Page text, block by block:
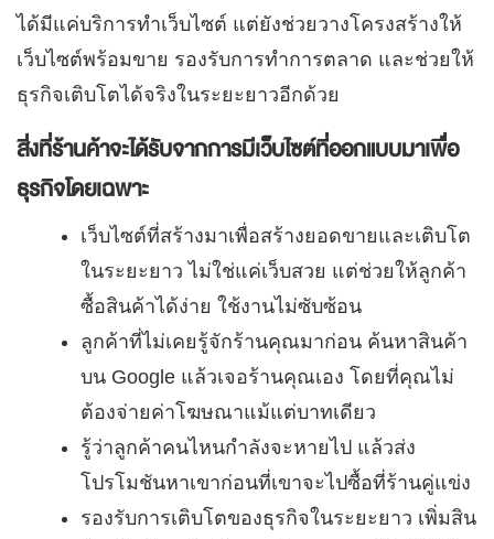
ได้มีแค่บริการทำเว็บไซต์ แต่ยังช่วยวางโครงสร้างให้
เว็บไซต์พร้อมขาย รองรับการทำการตลาด และช่วยให้
ธุรกิจเติบโตได้จริงในระยะยาวอีกด้วย
สิ่งที่ร้านค้าจะได้รับจากการมีเว็บไซต์ที่ออกแบบมาเพื่อ
ธุรกิจโดยเฉพาะ
เว็บไซต์ที่สร้างมาเพื่อสร้างยอดขายและเติบโต
ในระยะยาว ไม่ใช่แค่เว็บสวย แต่ช่วยให้ลูกค้า
ซื้อสินค้าได้ง่าย ใช้งานไม่ซับซ้อน
ลูกค้าที่ไม่เคยรู้จักร้านคุณมาก่อน ค้นหาสินค้า
บน Google แล้วเจอร้านคุณเอง โดยที่คุณไม่
ต้องจ่ายค่าโฆษณาแม้แต่บาทเดียว
รู้ว่าลูกค้าคนไหนกำลังจะหายไป แล้วส่ง
โปรโมชันหาเขาก่อนที่เขาจะไปซื้อที่ร้านคู่แข่ง
รองรับการเติบโตของธุรกิจในระยะยาว เพิ่มสิน